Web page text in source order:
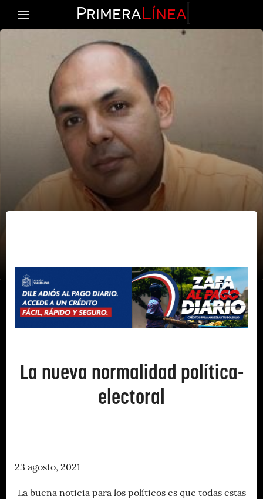
PrimeraLínea
La nueva normalidad política-
electoral
23 agosto, 2021
La buena noticia para los políticos es que todas estas